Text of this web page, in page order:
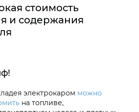
стоимость
и содержания
электрокаром можно
на топливе,